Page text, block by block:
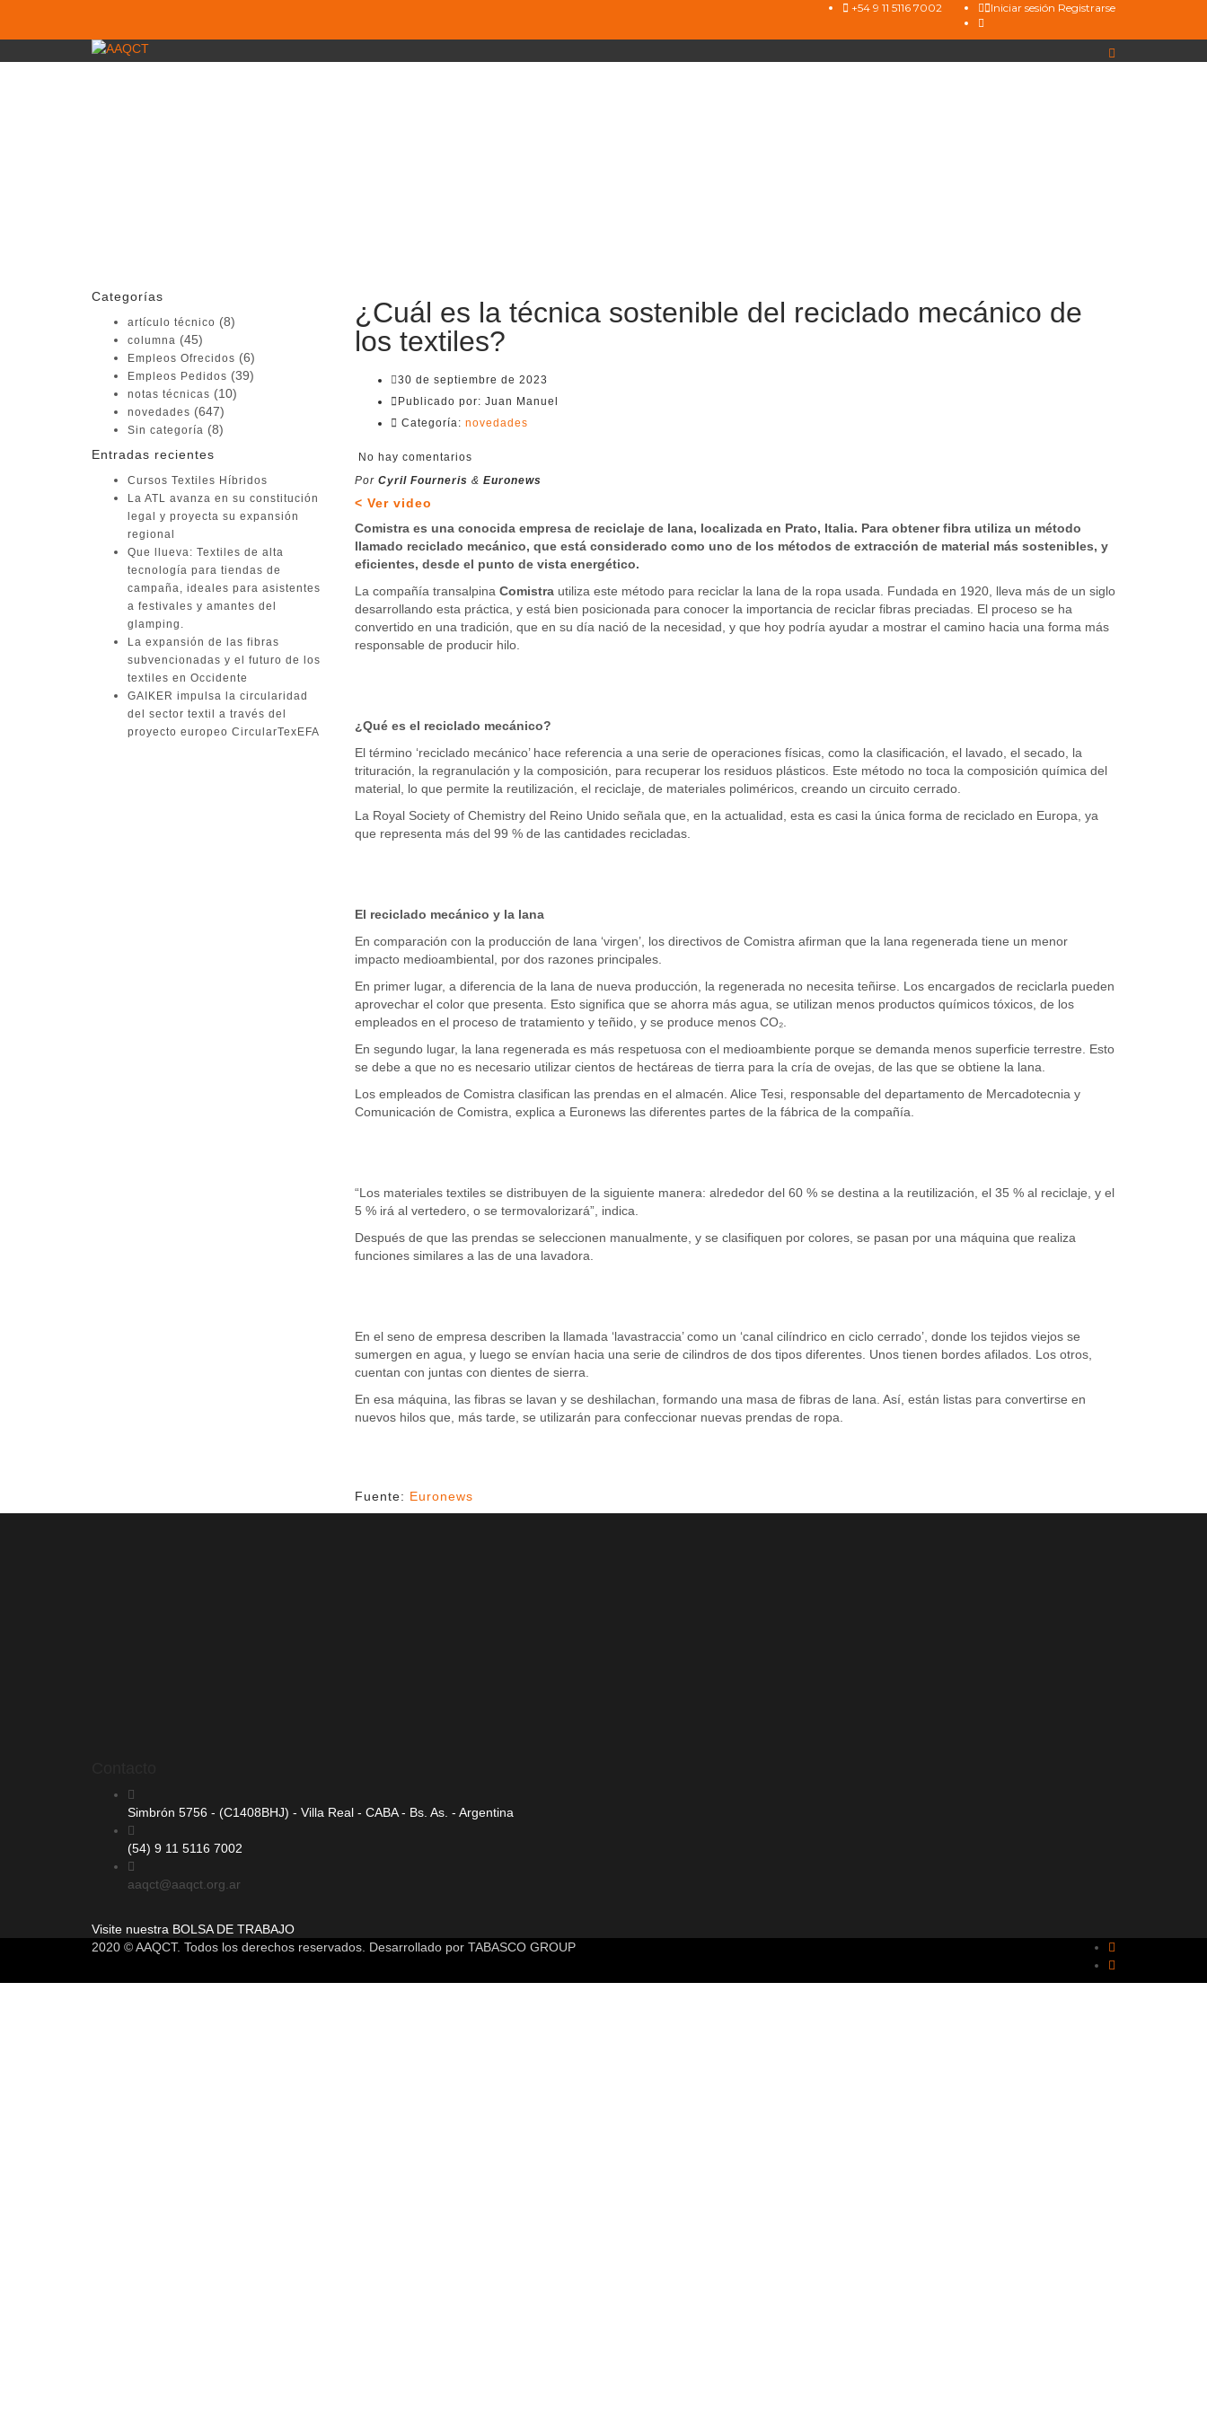
Iniciar sesión Registrarse
+54 9 11 5116 7002
¿Cuál es la técnica sostenible del reciclado mecánico de
los textiles?
30 de septiembre de 2023
Publicado por: Juan Manuel
Categoría: novedades
No hay comentarios
Por Cyril Fourneris & Euronews
< Ver video
Comistra es una conocida empresa de reciclaje de lana, localizada en Prato, Italia. Para obtener fibra utiliza un método
llamado reciclado mecánico, que está considerado como uno de los métodos de extracción de material más sostenibles, y
eficientes, desde el punto de vista energético.
La compañía transalpina Comistrautiliza este método para reciclar la lana de la ropa usada. Fundada en 1920, lleva más de un siglo
desarrollando esta práctica, y está bien posicionada para conocer la importancia de reciclar fibras preciadas. El proceso se ha
convertido en una tradición, que en su día nació de la necesidad, y que hoy podría ayudar a mostrar el camino hacia una forma más
responsable de producir hilo.
¿Qué es el reciclado mecánico?
El término ‘reciclado mecánico’ hace referencia a una serie de operaciones físicas, como la clasificación, el lavado, el secado, la
trituración, la regranulación y la composición, para recuperar los residuos plásticos. Este método no toca la composición química del
material, lo que permite la reutilización, el reciclaje, de materiales poliméricos, creando un circuito cerrado.
La Royal Society of Chemistry del Reino Unido señala que, en la actualidad, esta es casi la única forma de reciclado en Europa, ya
que representa más del 99 % de las cantidades recicladas.
El reciclado mecánico y la lana
En comparación con la producción de lana ‘virgen’, los directivos de Comistra afirman que la lana regenerada tiene un menor
impacto medioambiental, por dos razones principales.
En primer lugar, a diferencia de la lana de nueva producción, la regenerada no necesita teñirse. Los encargados de reciclarla pueden
aprovechar el color que presenta. Esto significa que se ahorra más agua, se utilizan menos productos químicos tóxicos, de los
empleados en el proceso de tratamiento y teñido, y se produce menos CO₂.
En segundo lugar, la lana regenerada es más respetuosa con el medioambiente porque se demanda menos superficie terrestre. Esto
se debe a que no es necesario utilizar cientos de hectáreas de tierra para la cría de ovejas, de las que se obtiene la lana.
Los empleados de Comistra clasifican las prendas en el almacén. Alice Tesi, responsable del departamento de Mercadotecnia y
Comunicación de Comistra, explica a Euronews las diferentes partes de la fábrica de la compañía.
“Los materiales textiles se distribuyen de la siguiente manera: alrededor del 60 % se destina a la reutilización, el 35 % al reciclaje, y el
5 % irá al vertedero, o se termovalorizará”, indica.
Después de que las prendas se seleccionen manualmente, y se clasifiquen por colores, se pasan por una máquina que realiza
funciones similares a las de una lavadora.
En el seno de empresa describen la llamada ‘lavastraccia’ como un ‘canal cilíndrico en ciclo cerrado’, donde los tejidos viejos se
sumergen en agua, y luego se envían hacia una serie de cilindros de dos tipos diferentes. Unos tienen bordes afilados. Los otros,
cuentan con juntas con dientes de sierra.
En esa máquina, las fibras se lavan y se deshilachan, formando una masa de fibras de lana. Así, están listas para convertirse en
nuevos hilos que, más tarde, se utilizarán para confeccionar nuevas prendas de ropa.
Fuente: Euronews
Categorías
artículo técnico (8)
columna (45)
Empleos Ofrecidos (6)
Empleos Pedidos (39)
notas técnicas (10)
novedades (647)
Sin categoría (8)
Entradas recientes
Cursos Textiles Híbridos
La ATL avanza en su constitución
legal y proyecta su expansión
regional
Que llueva: Textiles de alta
tecnología para tiendas de
campaña, ideales para asistentes
a festivales y amantes del
glamping.
La expansión de las fibras
subvencionadas y el futuro de los
textiles en Occidente
GAIKER impulsa la circularidad
del sector textil a través del
proyecto europeo CircularTexEFA
Simbrón 5756 - (C1408BHJ) - Villa Real - CABA - Bs. As. - Argentina
(54) 9 11 5116 7002
aaqct@aaqct.org.ar
Visite nuestra BOLSA DE TRABAJO
2020 © AAQCT. Todos los derechos reservados. Desarrollado por TABASCO GROUP